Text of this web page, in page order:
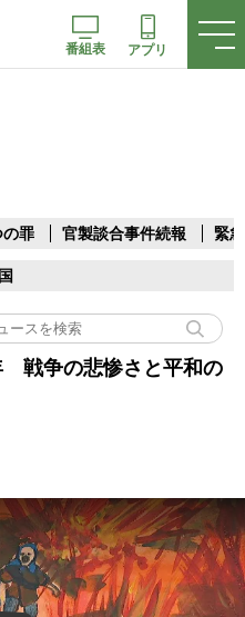
番組表 アプリ
の罪 官製談合事件続報 緊
戦争の悲惨さと平和の